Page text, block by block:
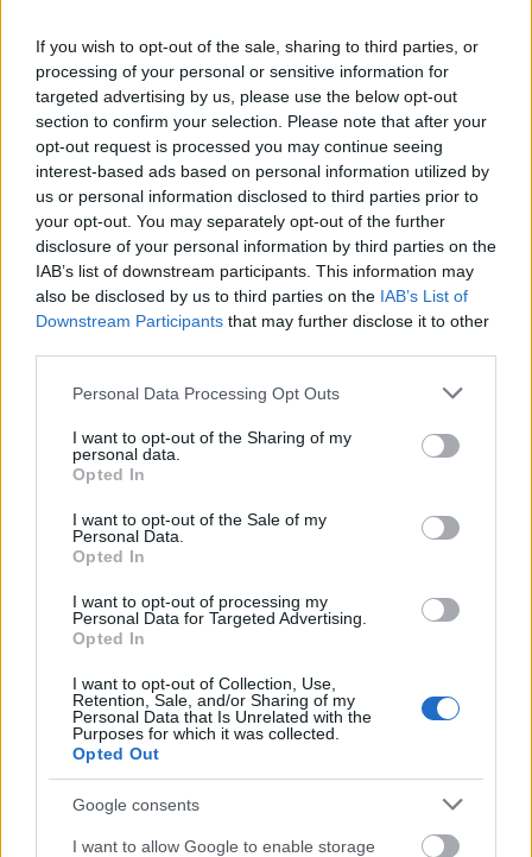
If you wish to opt-out of the sale, sharing to third parties, or
processing of your personal or sensitive information for
targeted advertising by us, please use the below opt-out
section to confirm your selection. Please note that after your
opt-out request is processed you may continue seeing
interest-based ads based on personal information utilized by
us or personal information disclosed to third parties prior to
your opt-out. You may separately opt-out of the further
disclosure of your personal information by third parties on the
IAB’s list of downstream participants. This information may
also be disclosed by us to third parties on the IAB’s List of
Downstream Participants that may further disclose it to other
Please note that this website/app uses one or more Google
not limited to your visit or usage behaviour. You may click to
grant or deny consent to Google and its third-party tags to
use your data for below specified purposes in below Google
consent section.
Personal Data Processing Opt Outs
I want to opt-out of the Sharing of my
personal data.
Opted In
I want to opt-out of the Sale of my
Personal Data.
Opted In
I want to opt-out of processing my
Personal Data for Targeted Advertising.
Opted In
I want to opt-out of Collection, Use,
Retention, Sale, and/or Sharing of my
Personal Data that Is Unrelated with the
Purposes for which it was collected.
Opted Out
Google consents
I want to allow Google to enable storage
Η ηλ. διεύθυνση σας δεν δημοσιεύεται. Τα υποχρεωτικά πεδία
σημειώνονται με*
Η βαθμολογία σας
Η αξιολόγησή σας *
Όνομα*
Αποθήκευσε το όνομά μου, email, και τον ιστότοπο μου σε
αυτόν τον πλοηγό για την επόμενη φορά που θα σχολιάσω.
ΠΙΣΩ ΣΕ Παιχνίδι Πάντα Πάντα Πάντα
Σχετικά προϊόντα
Γη, νερό, αέρας
Βαθμολογήθηκε με
Υλικά Κιμωλία Σχεδιάζουμε μια γραμμή στο πάτωμα με κιμωλία.
Τα Λυκόπουλα βρίσκονται πίσω από την γραμμή. Ο Ακέλα μπορεί